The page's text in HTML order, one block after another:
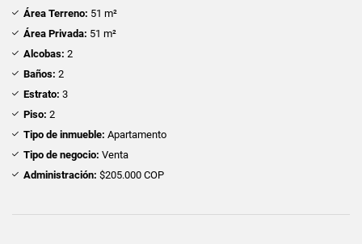
Área Terreno: 51 m²
Área Privada: 51 m²
Alcobas: 2
Baños: 2
Estrato: 3
Piso: 2
Tipo de inmueble: Apartamento
Tipo de negocio: Venta
Administración: $205.000 COP